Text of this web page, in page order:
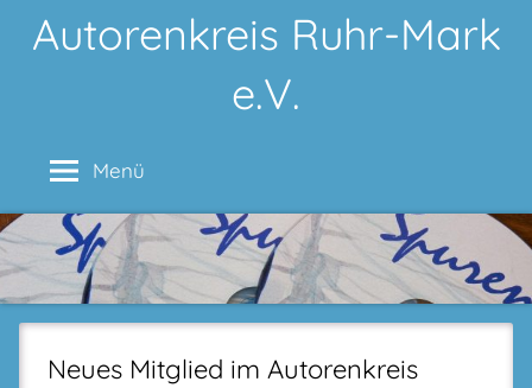
InhaltAutorenkreis Ruhr-Mark
e.V.
Menü
Neues Mitglied im Autorenkreis